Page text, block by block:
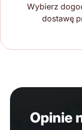
Wybierz
dostawę
Opinie